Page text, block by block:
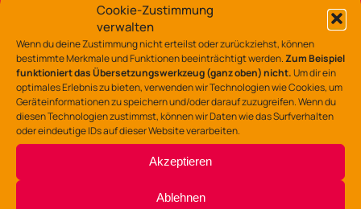
Cookie-Zustimmung
verwalten
Wenn du deine Zustimmung nicht erteilst oder zurückziehst, können
bestimmte Merkmale und Funktionen beeinträchtigt werden.Zum Beispiel
funktioniert das Übersetzungswerkzeug (ganz oben) nicht.Um dir ein
optimales Erlebnis zu bieten, verwenden wir Technologien wie Cookies, um
Geräteinformationen zu speichern und/oder darauf zuzugreifen. Wenn du
diesen Technologien zustimmst, können wir Daten wie das Surfverhalten
oder eindeutige IDs auf dieser Website verarbeiten.
Akzeptieren
Ablehnen
Tel.: 0541/323-7530
gz-lerchenstr@osnabrueck.de